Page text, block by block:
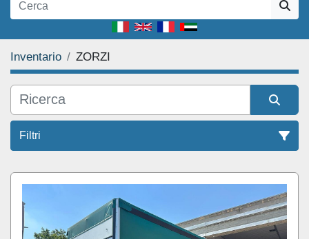
Inventario ZORZI
Filtri
Tutte le categorie
Ordina per